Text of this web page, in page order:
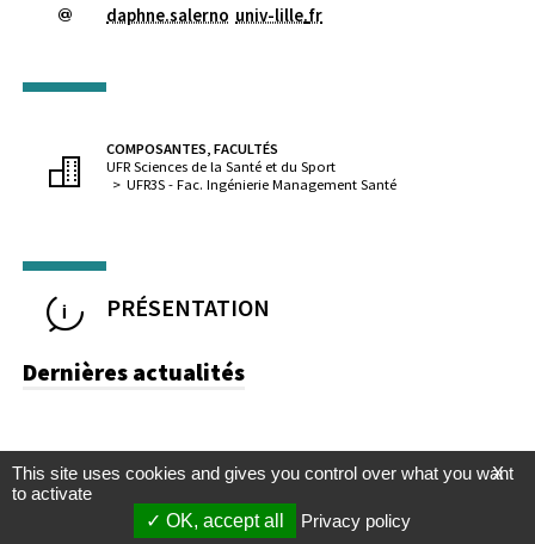
daphne.salerno univ-lille.fr
COMPOSANTES, FACULTÉS
UFR Sciences de la Santé et du Sport
UFR3S - Fac. Ingénierie Management Santé
PRÉSENTATION
Dernières actualités
X
This site uses cookies and gives you control over what you want
to activate
OK, accept all
Privacy policy